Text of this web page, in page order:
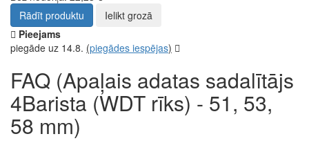
Rādīt produktu
Ielikt grozā
Pieejams
piegāde uz 14.8. (piegādes iespējas)
FAQ (Apaļais adatas sadalītājs
4Barista (WDT rīks) - 51, 53,
58 mm)